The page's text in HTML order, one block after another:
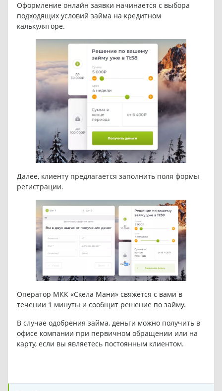
Оформление онлайн заявки начинается с выбора
подходящих условий займа на кредитном
калькуляторе.
Далее, клиенту предлагается заполнить поля формы
регистрации.
Оператор МКК «Скела Мани» свяжется с вами в
течении 1 минуты и сообщит решение по займу.
В случае одобрения займа, деньги можно получить в
офисе компании при первичном обращении или на
карту, если вы являетесь постоянным клиентом.